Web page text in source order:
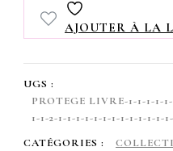
livre
Imperméable,
format
poche
zippé
AJOUTER À LA
UGS :
PROTEGE LIVRE-1-1-1-1-1-
1-1-2-1-1-1-1-1-1-1-1-1-1-1-1-
CATÉGORIES :